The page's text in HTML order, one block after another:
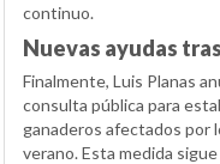
continuo.
Nuevas ayudas
Finalmente, Luis Planas
consulta pública para
ganaderos afectados por
verano. Esta medida